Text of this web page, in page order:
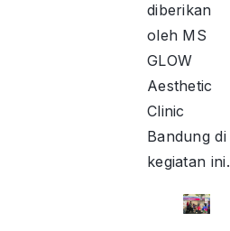
diberikan
oleh MS
GLOW
Aesthetic
Clinic
Bandung di
kegiatan ini.